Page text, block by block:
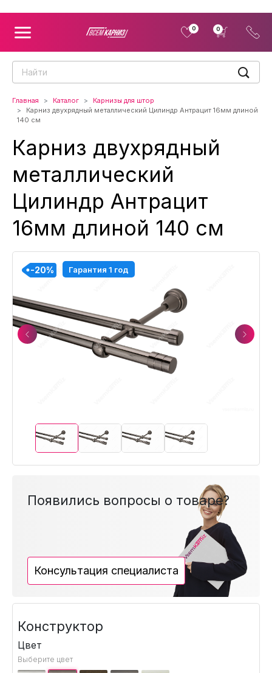
0 0
Главная Каталог
Карнизы для штор
Карниз двухрядный металлический Цилиндр Антрацит 16мм длиной
140 см
Карниз двухрядный
металлический
Цилиндр Антрацит
16мм длиной 140 см
Previous
-20% Гарантия 1 год
-20%
-20%
-20%
Next
Появились вопросы о товаре?
Консультация специалиста
Конструктор
Цвет
Выберите цвет